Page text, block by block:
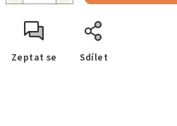
Zeptat se Sdílet